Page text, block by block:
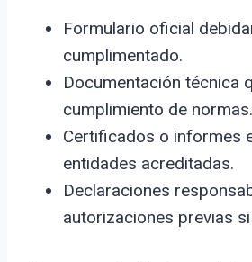
Formulario oficial
cumplimentado.
Documentación técnica
cumplimiento de normas.
Certificados o informes
entidades acreditadas.
Declaraciones
autorizaciones previas